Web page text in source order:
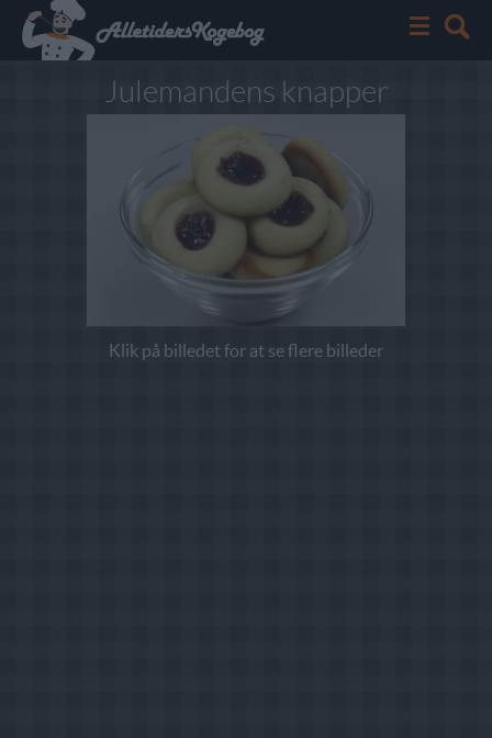
Julemandens knapper
Klik på billedet for at se flere billeder